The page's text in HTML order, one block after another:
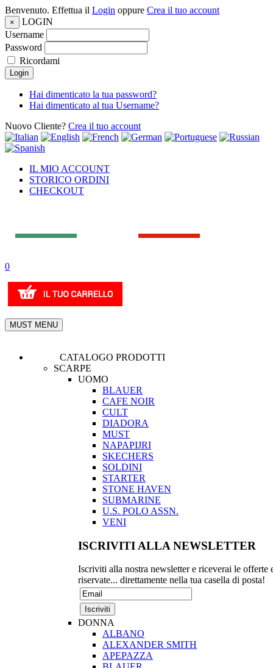
Benvenuto. Effettua il Login oppure Crea il tuo account
×
LOGIN
Username
Password
Ricordami
Login
Hai dimenticato la tua password?
Hai dimenticato al tua Username?
Nuovo Cliente? Crea il tuo account
IL MIO ACCOUNT
STORICO ORDINI
CHECKOUT
0
MUST MENU
CATALOGO PRODOTTI
SCARPE
UOMO
BLAUER
CAFE NOIR
CULT
DIADORA
MUST
NAPAPIJRI
SKECHERS
SOLDINI
STARTER
STONE HAVEN
SUBMARINE
U.S. POLO ASSN.
VENI
ISCRIVITI ALLA NEWSLETTER
Iscriviti alla nostra newsletter e riceverai le offerte
riservate... direttamente nella tua casella di posta!
DONNA
ALBANO
ALEXANDER SMITH
APEPAZZA